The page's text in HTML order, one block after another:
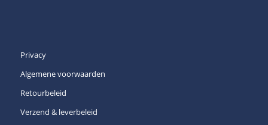
Privacy
Algemene voorwaarden
Retourbeleid
Verzend & leverbeleid